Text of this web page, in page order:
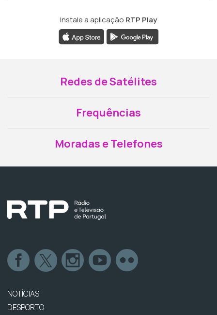
Instale a aplicação RTP Play
Redes de Satélites
Frequências
Moradas e Telefones
NOTÍCIAS
DESPORTO